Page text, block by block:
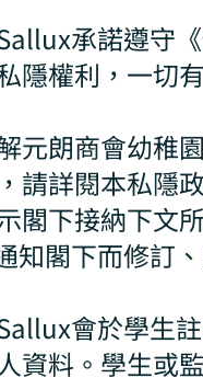
承諾遵守
隱權利，一切
元朗商會幼稚
請詳閱本私隱
閣下接納下文
知閣下而修訂
會於學生
資料。學生或